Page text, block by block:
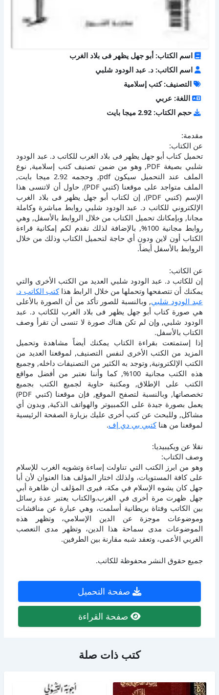
اسم الكتاب: أبو جهل يظهر فى بلاد الغرب
اسم الكاتب: د. عبد الودود شلبي
التصنيف: كتب إسلامية
اللغة: عربي
حجم الكتاب: 2.92 ميجا بايت
مقدمة:
عن الكتاب:
تحميل كتاب أبو جهل يظهر فى بلاد الغرب للكاتب د. عبد الودود
شلبي بصيغة PDF, وهو من ضمن تصنيف كتب إسلامية, نوع
الملف عند التحميل سيكون pdf, وحجمه 2.92 ميجا بايت,
الملف متواجد على موقعنا (كتبي PDF), حاول أن لاتنسى هذا
الإسم (كتبي PDF), إن لكتاب أبو جهل يظهر فى بلاد الغرب
الإلكتروني للكاتب د. عبد الودود شلبي روابط مباشرة وكاملة
مجانا, وبإمكانك تحميل الكتاب من خلال الروابط بالأسفل, وهي
روابط مجانية 100%, بالإضافة لذلك نقدم لكم إمكانية قراءة
الكتاب أون لاين ودون أي حاجة لتحميل الكتاب وذلك من خلال
الروابط بالأسفل أيضاً.
عن الكاتب:
إن للكاتب د. عبد الودود شلبي العديد من الكتب الأخرى والتي
يمكنك أن تتصفحها وتحملها من خلال الرابط هذاكتب الكاتب د.
عبد الودود شلبي, وبالنسبة للصور تأكد من أن الصورة بالأعلى
هي صورة كتاب أبو جهل يظهر فى بلاد الغرب للكاتب د. عبد
الودود شلبي, وإن لم تكن هناك صورة لا تنسى أن تقرأ وصف
الكتاب بالأسفل.
إذا إستمتعت بقراءة الكتاب يمكنك أيضاً مشاهدة وتحميل
المزيد من الكتب الأخرى لنفس التصنيف, لموقعنا العديد من
الكتب الإلكترونية, وتوجد به الكثير من التصنيفات داخله, وجميع
هذه الكتب مجانية 100%, كما وأننا نعتبر من أفضل مواقع
الكتب على الإطلاق, ومكتبة حاوية لجميع الكتب بجميع
تخصصاتها, وبالنسبة لتصفح الموقع, فإن موقعنا (كتبي PDF)
يعمل بصورة جيدة على الكمبيوتر والهواتف الذكية, وبدون أي
مشاكل, وللبحث عن كتب أخرى عليك بزيارة الصفحة الرئيسية
لموقعنا من هناكتبي بي دي إف.
نقلا عن ويكيبيديا:
وصف الكتاب:
وهو من ابرز الكتب التي تناولت إساءة وتشويه الغرب للإسلام
على كافة المستويات، ولذلك اختار المؤلف هذا العنوان لأن أبا
جهل كان يشوه الإسلام في مكة، فيرى المؤلف أن ظاهرة أبي
جهل ظهرت مرة أخرى في الغرب.والكتاب يعتبر عدة رسائل
بين الكاتب وفتاة بريطانية أسلمت، وهي عبارة عن مناقشات
وموضوعات موجزة عن الدين الإسلامي، وتظهر هذه
الموضوعات مدى سماحة هذا الدين، وتظهر مدى التعصب
الغربي الأعمى، وتعقد شبه مقارنة بين الطرفين.
جميع حقوق النشر محفوظة للكاتب.
صفحة التحميل
صفحة القراءة
كتب ذات صلة